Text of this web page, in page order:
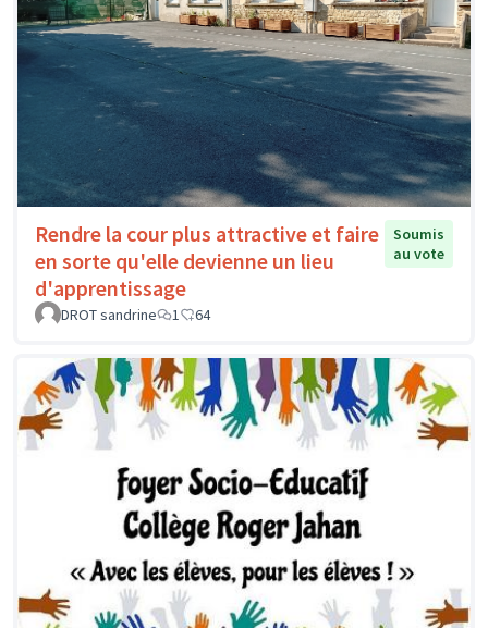
Rendre la cour plus attractive et faire
en sorte qu'elle devienne un lieu
d'apprentissage
Soumis
au vote
DROT sandrine 1 64